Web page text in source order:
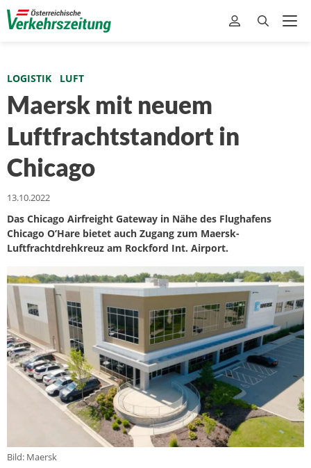
LOGISTIK LUFT
Maersk mit neuem
Luftfrachtstandort in
Chicago
13.10.2022
Das Chicago Airfreight Gateway in Nähe des Flughafens
Chicago O’Hare bietet auch Zugang zum Maersk-
Luftfrachtdrehkreuz am Rockford Int. Airport.
Bild: Maersk